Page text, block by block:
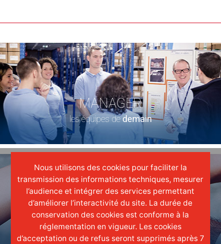
GT
MANAGER
les équipes dedemain
ENGAGER
une réellecultured'entreprise
Nous utilisons des cookies pour faciliter la
transmission des informations techniques, mesurer
l’audience et intégrer des services permettant
d’améliorer l’interactivité du site. La durée de
conservation des cookies est conforme à la
réglementation en vigueur. Les cookies
d’acceptation ou de refus seront supprimés après 7